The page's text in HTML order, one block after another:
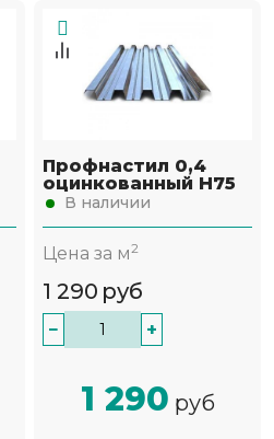
Профнастил 0,4
оцинкованный Н75
В наличии
Цена за м2
1 290 руб
− +
1 290 руб